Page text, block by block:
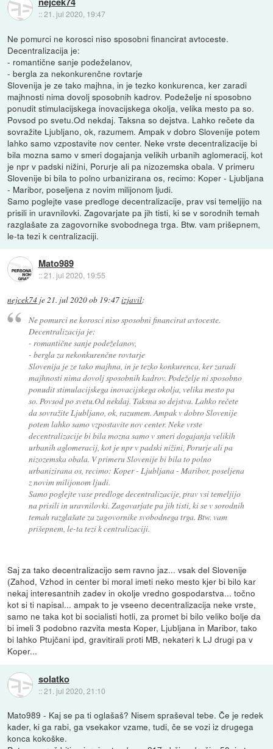
::21. jul 2020, 19:47
Ne pomurci ne korosci niso sposobni financirat avtoceste.
Decentralizacija je:
- romantične sanje podeželanov,
- bergla za nekonkurenčne rovtarje
Slovenija je ze tako majhna, in je tezko konkurenca, ker zaradi
majhnosti nima dovolj sposobnih kadrov. Podeželje ni sposobno
ponudit stimulacijskega inovacijskega okolja, velika mesto pa so.
Povsod po svetu.Od nekdaj. Taksna so dejstva. Lahko rečete da
sovražite Ljubljano, ok, razumem. Ampak v dobro Slovenije potem
lahko samo vzpostavite nov center. Neke vrste decentralizacije bi
bila mozna samo v smeri dogajanja velikih urbanih aglomeracij, kot
je npr v padski nižini, Porurje ali pa nizozemska obala. V primeru
Slovenije bi bila to polno urbanizirana os, recimo: Koper - Ljubljana
- Maribor, poseljena z novim milijonom ljudi.
Samo poglejte vase predloge decentralizacije, prav vsi temeljijo na
prisili in uravnilovki. Zagovarjate pa jih tisti, ki se v sorodnih temah
razglašate za zagovornike svobodnega trga. Btw. vam prišepnem,
le-ta tezi k centralizaciji.
Mato989
::21. jul 2020, 19:55
nejcek74 je21. jul 2020 ob 19:47izjavil:
Ne pomurci ne korosci niso sposobni financirat avtoceste.
Decentralizacija je:
- romantične sanje podeželanov,
- bergla za nekonkurenčne rovtarje
Slovenija je ze tako majhna, in je tezko konkurenca, ker zaradi
majhnosti nima dovolj sposobnih kadrov. Podeželje ni sposobno
ponudit stimulacijskega inovacijskega okolja, velika mesto pa
so. Povsod po svetu.Od nekdaj. Taksna so dejstva. Lahko rečete
da sovražite Ljubljano, ok, razumem. Ampak v dobro Slovenije
potem lahko samo vzpostavite nov center. Neke vrste
decentralizacije bi bila mozna samo v smeri dogajanja velikih
urbanih aglomeracij, kot je npr v padski nižini, Porurje ali pa
nizozemska obala. V primeru Slovenije bi bila to polno
urbanizirana os, recimo: Koper - Ljubljana - Maribor, poseljena
z novim milijonom ljudi.
Samo poglejte vase predloge decentralizacije, prav vsi temeljijo
na prisili in uravnilovki. Zagovarjate pa jih tisti, ki se v sorodnih
temah razglašate za zagovornike svobodnega trga. Btw. vam
prišepnem, le-ta tezi k centralizaciji.
Saj za tako decentralizacijo sem ravno jaz... vsak del Slovenije
(Zahod, Vzhod in center bi moral imeti neko mesto kjer bi bilo kar
nekaj interesantnih zadev in okolje vredno gospodarstva... točno
kot si ti napisal... ampak to je vseeno decentralizacija neke vrste,
samo ne taka kot bi socialisti hotli, za promet bi bilo veliko bolje da
bi imeli 3 podobno razvita mesta Koper, Ljubljana in Maribor, tako
bi lahko Ptujčani ipd, gravitirali proti MB, nekateri k LJ drugi pa v
Koper...
solatko
::21. jul 2020, 21:10
Mato989 - Kaj se pa ti oglašaš? Nisem spraševal tebe. Če je redek
kader, ki ga rabi, ga vsekakor vzame, tudi, če se vozi iz drugega
konca kokoške.